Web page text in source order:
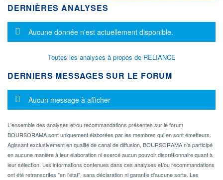
DERNIÈRES ANALYSES
Message d'information
Aucune donnée n'est actuellement disponible.
Toutes les analyses à propos de RELIANCE
DERNIERS MESSAGES SUR LE FORUM
Message d'information
Aucun message à afficher
L'ensemble des analyses et/ou recommandations présentes sur le forum
BOURSORAMA sont uniquement élaborées par les membres qui en sont émetteurs.
Agissant exclusivement en qualité de canal de diffusion, BOURSORAMA n'a participé
en aucune manière à leur élaboration ni exercé aucun pouvoir discrétionnaire quant à
leur sélection. Les informations contenues dans ces analyses et/ou recommandations
ont été retranscrites "en l'état", sans déclaration ni garantie d'aucune sorte. Les